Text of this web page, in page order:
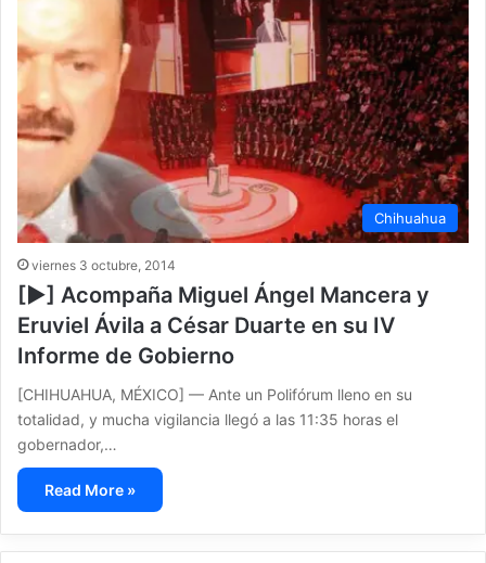
Chihuahua
viernes 3 octubre, 2014
[▶] Acompaña Miguel Ángel Mancera y
Eruviel Ávila a César Duarte en su IV
Informe de Gobierno
[CHIHUAHUA, MÉXICO] — Ante un Polifórum lleno en su
totalidad, y mucha vigilancia llegó a las 11:35 horas el
gobernador,…
Read More »